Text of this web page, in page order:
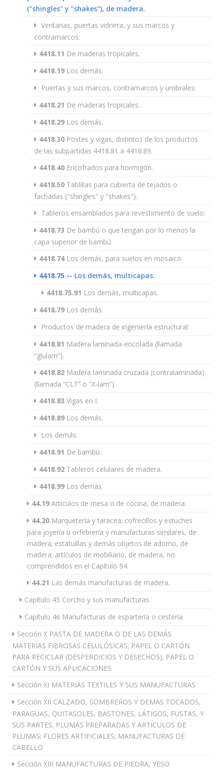
("shingles" y "shakes"), de madera.
Ventanas, puertas vidriera, y sus marcos y
contramarcos:
4418.11 De maderas tropicales.
4418.19 Los demás.
Puertas y sus marcos, contramarcos y umbrales:
4418.21 De maderas tropicales.
4418.29 Los demás.
4418.30 Postes y vigas, distintos de los productos
de las subpartidas 4418.81 a 4418.89.
4418.40 Encofrados para hormigón.
4418.50 Tablillas para cubierta de tejados o
fachadas ("shingles" y "shakes").
Tableros ensamblados para revestimiento de suelo:
4418.73 De bambú o que tengan por lo menos la
capa superior de bambú.
4418.74Los demás, para suelos en mosaico.
4418.75 -- Los demás, multicapas.
4418.75.91 Los demás, multicapas.
4418.79 Los demás.
Productos de madera de ingeniería estructural:
4418.81 Madera laminada-encolada (llamada
“glulam”).
4418.82 Madera laminada cruzada (contralaminada)
(llamada “CLT” o “X-lam”).
4418.83 Vigas en I.
4418.89 Los demás.
Los demás:
4418.91 De bambú.
4418.92 Tableros celulares de madera.
4418.99 Los demás.
44.19 Artículos de mesa o de cocina, de madera.
44.20 Marquetería y taracea; cofrecillos y estuches
para joyería u orfebrería y manufacturas similares, de
madera; estatuillas y demás objetos de adorno, de
madera; artículos de mobiliario, de madera, no
comprendidos en el Capítulo 94.
44.21 Las demás manufacturas de madera.
Capítulo 45 Corcho y sus manufacturas
Capítulo 46 Manufacturas de espartería o cestería
Sección X PASTA DE MADERA O DE LAS DEMÁS
MATERIAS FIBROSAS CELULÓSICAS; PAPEL O CARTÓN
PARA RECICLAR (DESPERDICIOS Y DESECHOS); PAPEL O
CARTÓN Y SUS APLICACIONES
Sección XI MATERIAS TEXTILES Y SUS MANUFACTURAS
Sección XII CALZADO, SOMBREROS Y DEMÁS TOCADOS,
PARAGUAS, QUITASOLES, BASTONES, LÁTIGOS, FUSTAS, Y
SUS PARTES; PLUMAS PREPARADAS Y ARTÍCULOS DE
PLUMAS; FLORES ARTIFICIALES; MANUFACTURAS DE
CABELLO
Sección XIII MANUFACTURAS DE PIEDRA, YESO